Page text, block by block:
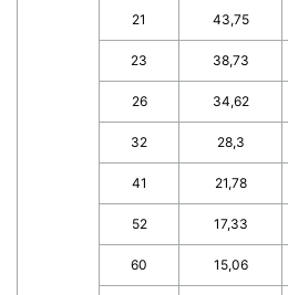
21 43,75
23 38,73
26 34,62
32 28,3
41 21,78
52 17,33
60 15,06